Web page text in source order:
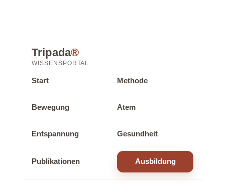
Tripada®
WISSENSPORTAL
Start Methode
Bewegung Atem
Entspannung Gesundheit
Publikationen Ausbildung